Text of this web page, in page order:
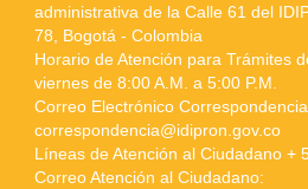
administrativa de la Calle 61 del
78, Bogotá - Colombia
Horario de Atención para Trámites
viernes de 8:00 A.M. a 5:00 P.M.
Correo Electrónico
correspondencia@idipron.gov.co
Líneas de Atención al Ciudadano +
Correo Atención al Ciudadano: